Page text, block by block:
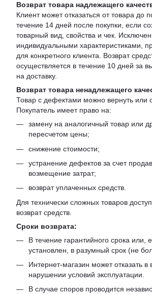
Возврат товара надлежащего
Клиент может отказаться от товара до
течение 14 дней после покупки, если
товарный вид, свойства и чек.
индивидуальными характеристиками,
для конкретного клиента. Возврат
осуществляется в течение 10 дней за
на доставку.
Возврат товара ненадлежащего
Товар с дефектами можно вернуть или
Покупатель имеет право на:
замену на аналогичный товар или
пересчетом цены;
снижение стоимости;
устранение дефектов за счет
возмещение затрат;
возврат уплаченных средств.
Для технически сложных товаров
возврат средств.
Сроки возврата:
В течение гарантийного срока или,
установлен, в разумный срок (не
Интернет-магазин может отказать в
нарушении условий эксплуатации.
В случае споров проводится